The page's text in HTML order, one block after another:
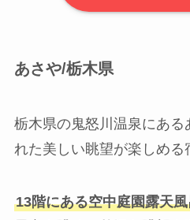
あさや/栃木県
栃木県の鬼怒川温泉にある
れた美しい眺望が楽しめる
13階にある空中庭園露天